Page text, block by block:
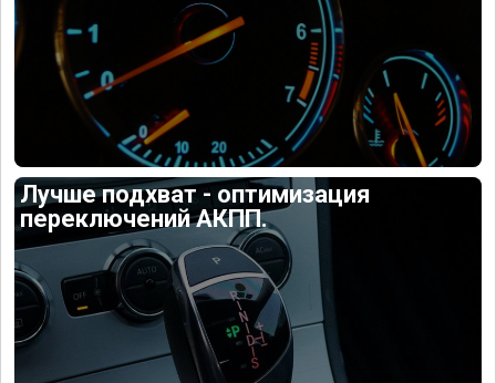
Лучше подхват - оптимизация
переключений АКПП.